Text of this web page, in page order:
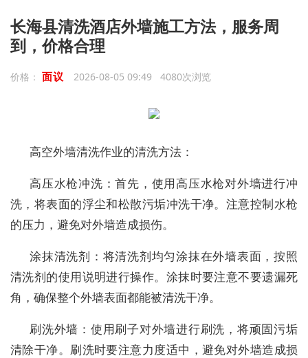
长海县清洗酒店外墙施工方法，服务周
到，价格合理
价格： 面议 2026-08-05 09:49 4080次浏览
高空外墙清洗作业的清洗方法：
高压水枪冲洗：首先，使用高压水枪对外墙进行冲
洗，将表面的浮尘和松散污垢冲洗干净。注意控制水枪
的压力，避免对外墙造成损伤。
涂抹清洗剂：将清洗剂均匀涂抹在外墙表面，按照
清洗剂的使用说明进行操作。涂抹时要注意不要遗漏死
角，确保整个外墙表面都能被清洗干净。
刷洗外墙：使用刷子对外墙进行刷洗，将顽固污垢
清除干净。刷洗时要注意力度适中，避免对外墙造成损